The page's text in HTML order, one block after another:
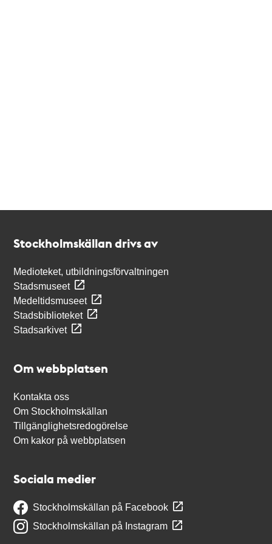
Stockholmskällan drivs av
Medioteket, utbildningsförvaltningen
Stadsmuseet
Medeltidsmuseet
Stadsbiblioteket
Stadsarkivet
Om webbplatsen
Kontakta oss
Om Stockholmskällan
Tillgänglighetsredogörelse
Om kakor på webbplatsen
Sociala medier
Stockholmskällan på Facebook
Stockholmskällan på Instagram